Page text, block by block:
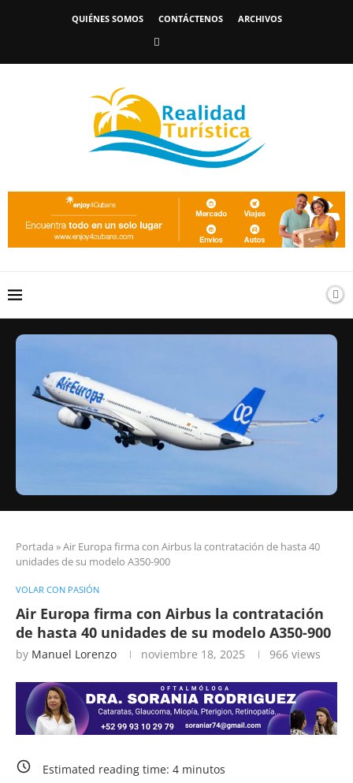
QUIÉNES SOMOS CONTÁCTENOS ARCHIVOS
Portada »Air Europa firma con Airbus la contratación de hasta 40
unidades de su modelo A350-900
VOLAR CON PASIÓN
Air Europa firma con Airbus la contratación
de hasta 40 unidades de su modelo A350-900
by Manuel Lorenzo noviembre 18, 2025 966 views
Estimated reading time: 4 minutos